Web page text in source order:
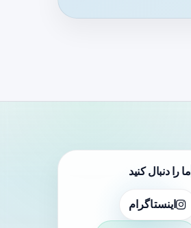
ما را دنبال کنید
اینستاگرام